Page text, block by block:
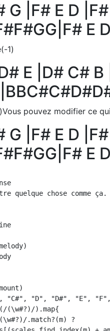
G |F# E D
E
1)
E |D# C#
pouvez modifier ce
G |F# E D
E
quelque chose comme ça.
"C#", "D", "D#", "E",
(\w#?)/).map{
.match?(m) ?